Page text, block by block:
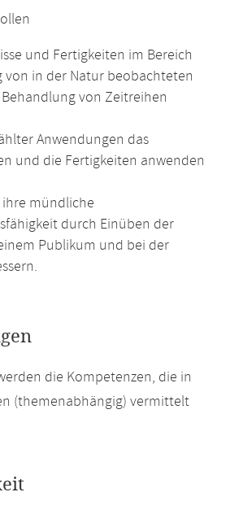
und Fertigkeiten im Bereich
von in der Natur beobachteten
von Zeitreihen
Anwendungen das
und die Fertigkeiten anwenden
mündliche
durch Einüben der
Publikum und bei der
die Kompetenzen, die in
(themenabhängig) vermittelt